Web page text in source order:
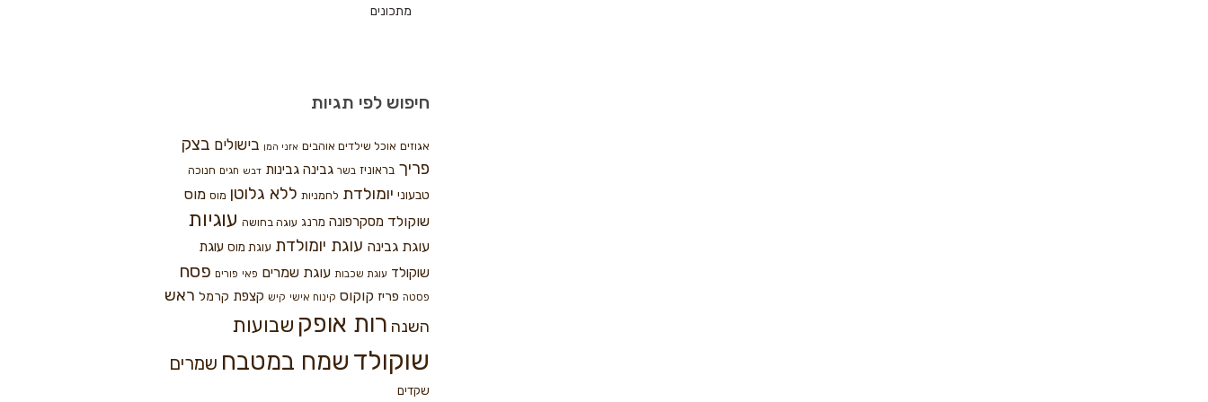
מתכונים
חיפוש לפי תגיות
אגוזים אוכל שילדים אוהבים אזני המן בישולים בצק
פריך בראוניז בשר גבינה גבינות דבש חגים חנוכה
טבעוני יומולדת לחמניות ללא גלוטן מוס מוס
שוקולד מסקרפונה מרנג עוגה בחושה עוגיות
עוגת גבינה עוגת יומולדת עוגת מוס עוגת
שוקולד עוגת שכבות עוגת שמרים פאי פורים פסח
פסטה פריז קוקוס קינוח אישי קיש קצפת קרמל ראש
השנה רות אופק שבועות
שוקולד שמח במטבח שמרים
שקדים